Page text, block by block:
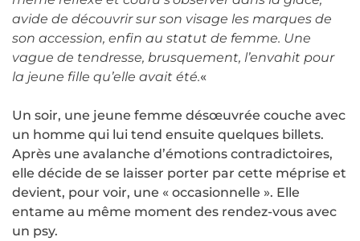
avide de découvrir sur son visage les marques de
son accession, enfin au statut de femme. Une
vague de tendresse, brusquement, l’envahit pour
la jeune fille qu’elle avait été.«
Un soir, une jeune femme désœuvrée couche avec
un homme qui lui tend ensuite quelques billets.
Après une avalanche d’émotions contradictoires,
elle décide de se laisser porter par cette méprise et
devient, pour voir, une « occasionnelle ». Elle
entame au même moment des rendez-vous avec
un psy.